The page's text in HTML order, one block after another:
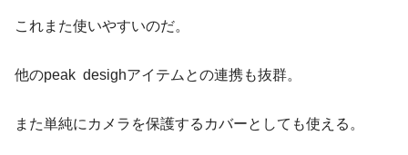
これまた使いやすいのだ。
他のpeak desighアイテムとの連携も抜群。
また単純にカメラを保護するカバーとしても使える。